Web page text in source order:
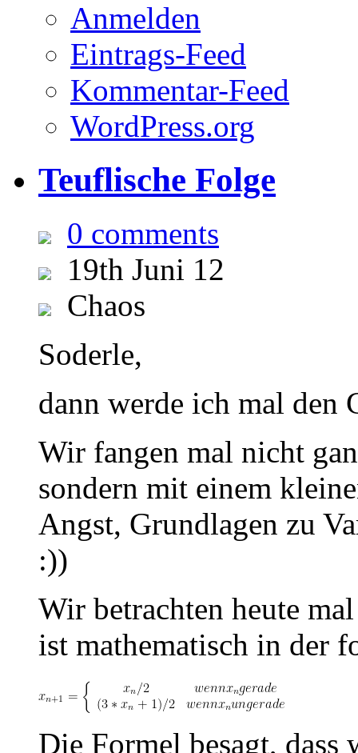
Anmelden
Eintrags-Feed
Kommentar-Feed
WordPress.org
Teuflische Folge
0 comments
19th Juni 12
Chaos
Soderle,
dann werde ich mal den
Wir fangen mal nicht
sondern mit einem
Angst, Grundlagen zu
:))
Wir betrachten heute
ist mathematisch in der
Die Formel besagt,